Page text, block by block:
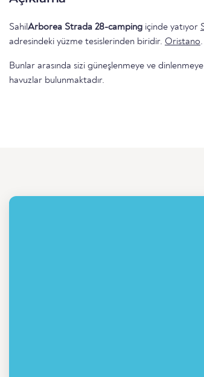
SahilArborea Strada 28-camping içinde yatıyor
adresindeki yüzme tesislerinden biridir. Oristano.
Bunlar arasında sizi güneşlenmeye ve
havuzlar bulunmaktadır.